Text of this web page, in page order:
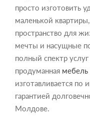
просто изготовить
маленькой
пространство для
мечты и насущные
полный спектр
продуманная мебель
изготавливается по
гарантией
Молдове.